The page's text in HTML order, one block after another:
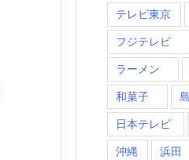
テレビ東京
フジテレビ
ラーメン
和菓子
日本テレビ
沖縄 浜田